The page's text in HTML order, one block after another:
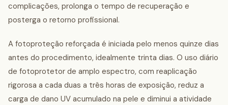
complicações, prolonga o tempo de recuperação e
posterga o retorno profissional.
A fotoproteção reforçada é iniciada pelo menos quinze dias
antes do procedimento, idealmente trinta dias. O uso diário
de fotoprotetor de amplo espectro, com reaplicação
rigorosa a cada duas a três horas de exposição, reduz a
carga de dano UV acumulado na pele e diminui a atividade